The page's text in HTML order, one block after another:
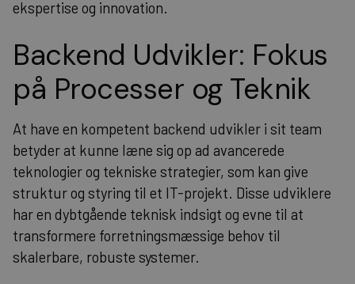
ekspertise og innovation.
Backend Udvikler: Fokus
på Processer og Teknik
At have en kompetent backend udvikler i sit team
betyder at kunne læne sig op ad avancerede
teknologier og tekniske strategier, som kan give
struktur og styring til et IT-projekt. Disse udviklere
har en dybtgående teknisk indsigt og evne til at
transformere forretningsmæssige behov til
skalerbare, robuste systemer.